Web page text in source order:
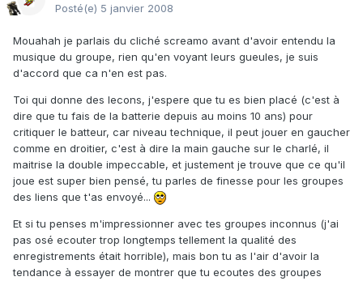
Posté(e) 5 janvier 2008
Mouahah je parlais du cliché screamo avant d'avoir entendu la
musique du groupe, rien qu'en voyant leurs gueules, je suis
d'accord que ca n'en est pas.
Toi qui donne des lecons, j'espere que tu es bien placé (c'est à
dire que tu fais de la batterie depuis au moins 10 ans) pour
critiquer le batteur, car niveau technique, il peut jouer en gaucher
comme en droitier, c'est à dire la main gauche sur le charlé, il
maitrise la double impeccable, et justement je trouve que ce qu'il
joue est super bien pensé, tu parles de finesse pour les groupes
des liens que t'as envoyé...
Et si tu penses m'impressionner avec tes groupes inconnus (j'ai
pas osé ecouter trop longtemps tellement la qualité des
enregistrements était horrible), mais bon tu as l'air d'avoir la
tendance à essayer de montrer que tu ecoutes des groupes